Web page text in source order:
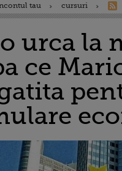
tau cursuri
urca la
ce